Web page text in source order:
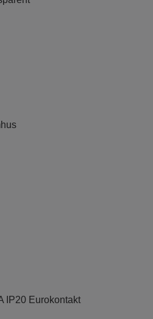
IP20 Eurokontakt